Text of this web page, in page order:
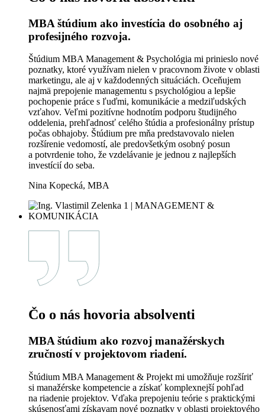
MBA štúdium ako investícia do osobného aj
profesijného rozvoja.
Štúdium MBA Management & Psychológia mi prinieslo nové
poznatky, ktoré využívam nielen v pracovnom živote v oblasti
marketingu, ale aj v každodenných situáciách. Oceňujem
najmä prepojenie managementu s psychológiou a lepšie
pochopenie práce s ľuďmi, komunikácie a medziľudských
vzťahov. Veľmi pozitívne hodnotím podporu študijného
oddelenia, prehľadnosť celého štúdia a profesionálny prístup
počas obhajoby. Štúdium pre mňa predstavovalo nielen
rozšírenie vedomostí, ale predovšetkým osobný posun
a potvrdenie toho, že vzdelávanie je jednou z najlepších
investícií do seba.
Nina Kopecká, MBA
Čo o nás hovoria absolventi
MBA štúdium ako rozvoj manažérskych
zručností v projektovom riadení.
Štúdium MBA Management & Projekt mi umožňuje rozšíriť
si manažérske kompetencie a získať komplexnejší pohľad
na riadenie projektov. Vďaka prepojeniu teórie s praktickými
skúsenosťami získavam nové poznatky v oblasti projektového